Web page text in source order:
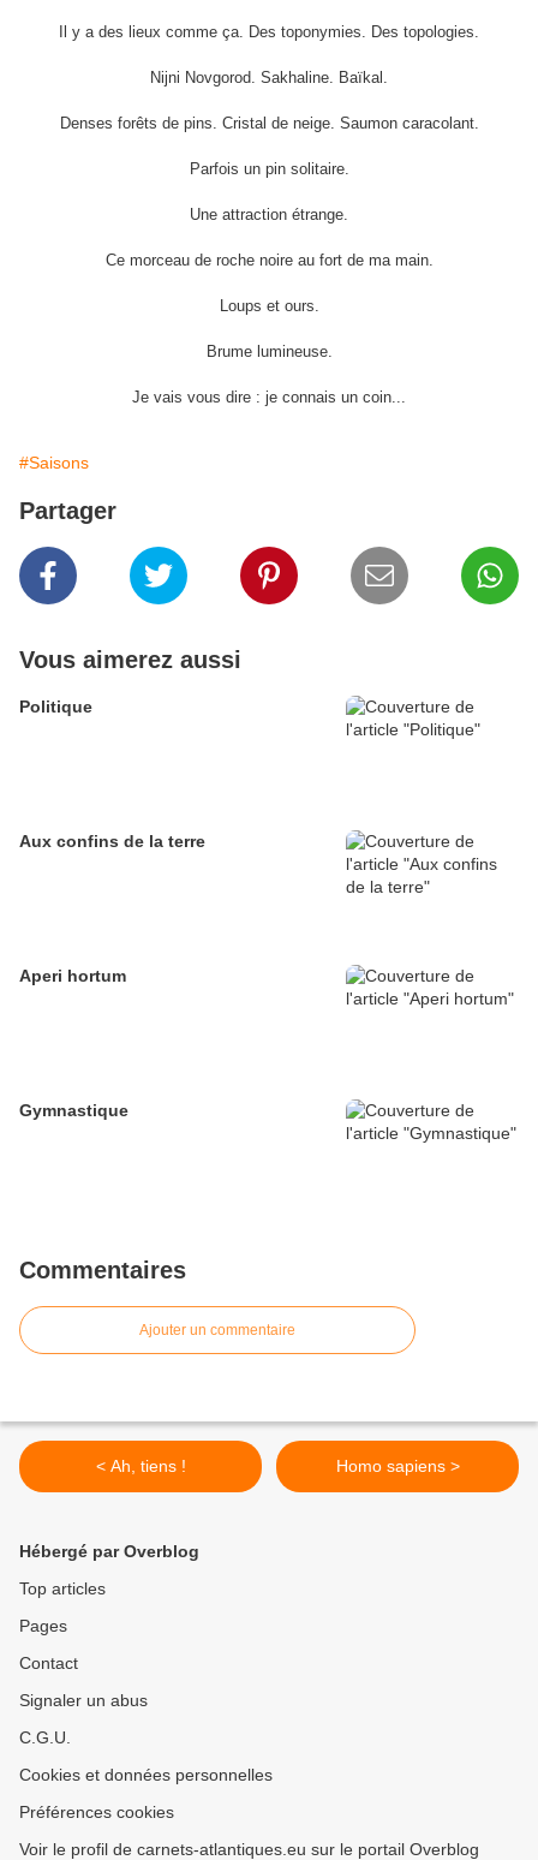
Il y a des lieux comme ça. Des toponymies. Des topologies.
Nijni Novgorod. Sakhaline. Baïkal.
Denses forêts de pins. Cristal de neige. Saumon caracolant.
Parfois un pin solitaire.
Une attraction étrange.
Ce morceau de roche noire au fort de ma main.
Loups et ours.
Brume lumineuse.
Je vais vous dire : je connais un coin...
#Saisons
Partager
Vous aimerez aussi
Politique
Aux confins de la terre
Aperi hortum
Gymnastique
Commentaires
Ajouter un commentaire
< Ah, tiens ! Homo sapiens >
Hébergé par Overblog
Top articles
Pages
Contact
Signaler un abus
C.G.U.
Cookies et données personnelles
Préférences cookies
Voir le profil de carnets-atlantiques.eu sur le portail Overblog